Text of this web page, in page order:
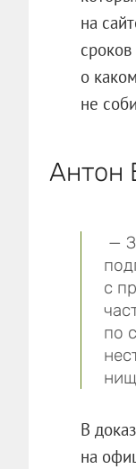
на
о
не
Антон
—
с
по
В
на